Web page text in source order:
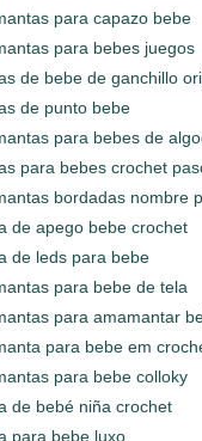
para capazo bebe
para bebes juegos
de bebe de ganchillo
de punto bebe
para bebes de
para bebes crochet
bordadas nombre
de apego bebe crochet
de leds para bebe
para bebe de tela
para amamantar
para bebe em
para bebe colloky
de bebé niña crochet
para bebe luxo